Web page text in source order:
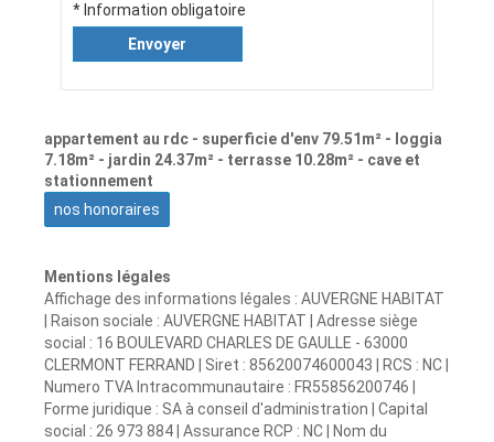
* Information obligatoire
Envoyer
appartement au rdc - superficie d'env 79.51m² - loggia
7.18m² - jardin 24.37m² - terrasse 10.28m² - cave et
stationnement
nos honoraires
Mentions légales
Affichage des informations légales : AUVERGNE HABITAT
| Raison sociale : AUVERGNE HABITAT | Adresse siège
social : 16 BOULEVARD CHARLES DE GAULLE - 63000
CLERMONT FERRAND | Siret : 85620074600043 | RCS : NC |
Numero TVA Intracommunautaire : FR55856200746 |
Forme juridique : SA à conseil d'administration | Capital
social : 26 973 884 | Assurance RCP : NC | Nom du